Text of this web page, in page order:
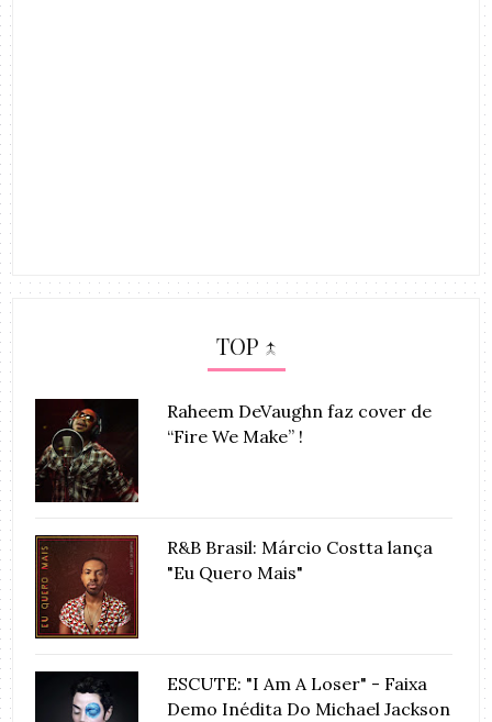
TOP ↑
Raheem DeVaughn faz cover de
“Fire We Make” !
R&B Brasil: Márcio Costta lança
"Eu Quero Mais"
ESCUTE: "I Am A Loser" - Faixa
Demo Inédita Do Michael Jackson